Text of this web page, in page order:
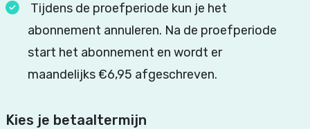
Tijdens de proefperiode kun je het
abonnement annuleren. Na de proefperiode
start het abonnement en wordt er
maandelijks €6,95 afgeschreven.
Kies je betaaltermijn